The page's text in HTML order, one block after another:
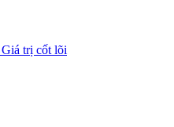
trị cốt lõi